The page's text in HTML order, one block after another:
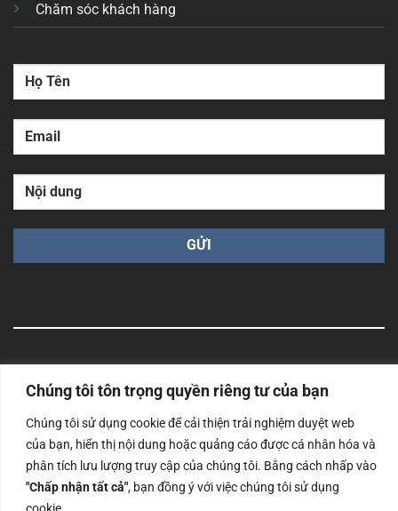
Chúng tôi tôn trọng quyền riêng tư của bạn
Chúng tôi sử dụng cookie để cải thiện trải nghiệm duyệt web
của bạn, hiển thị nội dung hoặc quảng cáo được cá nhân hóa và
phân tích lưu lượng truy cập của chúng tôi. Bằng cách nhấp vào
"Chấp nhận tất cả", bạn đồng ý với việc chúng tôi sử dụng
cookie.
Chăm sóc khách hàng
cấp ngày 14/06/2019 bởi Sở Kế Hoạch và Đầu Tư Tp. Hà
Nội
Copyrights @2023 Nam Binh Xuong. All Rights Reserved